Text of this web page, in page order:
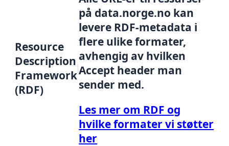
Resource
Description
Framework
(RDF)
på data.norge.no kan
levere RDF-metadata i
flere ulike formater,
avhengig av hvilken
Accept header man
sender med.
Les mer om RDF og
hvilke formater vi støtter
her